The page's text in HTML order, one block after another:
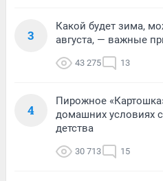
3
Какой будет зима,
августа, — важные
43 275 13
4
Пирожное
домашних условиях
детства
30 713 15